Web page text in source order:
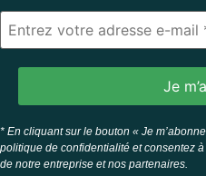
* En cliquant sur le bouton « Je
politique de confidentialité et consentez
de notre entreprise et nos partenaires.